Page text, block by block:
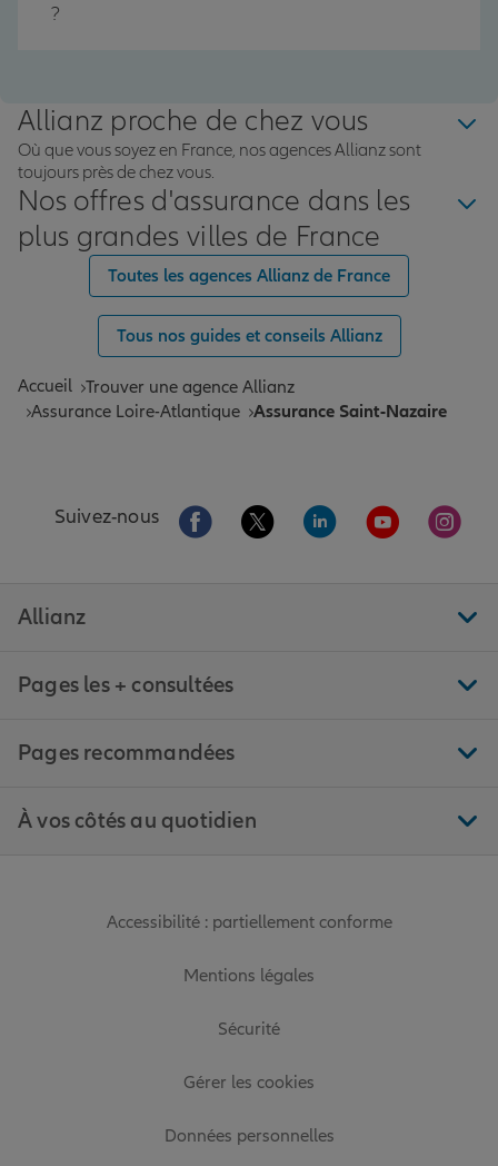
?
Allianz proche de chez vous
Où que vous soyez en France, nos agences Allianz sont
toujours près de chez vous.
Nos offres d'assurance dans les
plus grandes villes de France
Toutes les agences Allianz de France
Tous nos guides et conseils Allianz
Accueil Trouver une agence Allianz
Assurance Loire-Atlantique Assurance Saint-Nazaire
Suivez-nous Aller sur la page Facebook de Allianz
Aller sur la page Twitter de
Aller sur la page
Aller sur la
Aller
Allianz
Pages les + consultées
Pages recommandées
À vos côtés au quotidien
Accessibilité : partiellement conforme
Mentions légales
Sécurité
Gérer les cookies
Données personnelles